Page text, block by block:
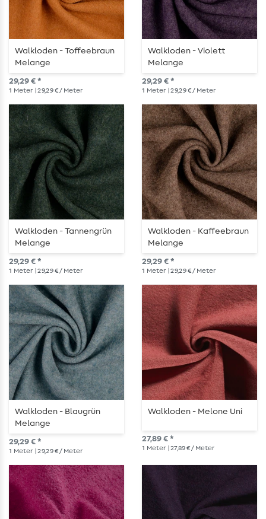
Walkloden - Toffeebraun
Melange
29,29 € *
1 Meter | 29,29 € / Meter
Walkloden - Violett
Melange
29,29 € *
1 Meter | 29,29 € / Meter
Walkloden - Tannengrün
Melange
29,29 € *
1 Meter | 29,29 € / Meter
Walkloden - Kaffeebraun
Melange
29,29 € *
1 Meter | 29,29 € / Meter
Walkloden - Blaugrün
Melange
29,29 € *
1 Meter | 29,29 € / Meter
Walkloden - Melone Uni
27,89 € *
1 Meter | 27,89 € / Meter